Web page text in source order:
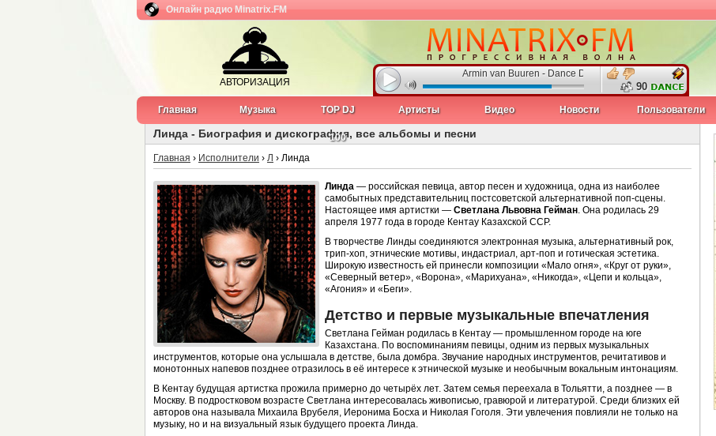
Онлайн радио Minatrix.FM
АВТОРИЗАЦИЯ
Armin van Buuren - Dance Department (feat. Hardwell 13
90
Главная Музыка TOP DJ
100
Артисты Видео Новости Пользователи
Линда - Биография и дискография, все альбомы и песни
Главная › Исполнители › Л › Линда
Линда — российская певица, автор песен и художница, одна из наиболее
самобытных представительниц постсоветской альтернативной поп-сцены.
Настоящее имя артистки — Светлана Львовна Гейман. Она родилась 29
апреля 1977 года в городе Кентау Казахской ССР.
В творчестве Линды соединяются электронная музыка, альтернативный рок,
трип-хоп, этнические мотивы, индастриал, арт-поп и готическая эстетика.
Широкую известность ей принесли композиции «Мало огня», «Круг от руки»,
«Северный ветер», «Ворона», «Марихуана», «Никогда», «Цепи и кольца»,
«Агония» и «Беги».
Детство и первые музыкальные впечатления
Светлана Гейман родилась в Кентау — промышленном городе на юге
Казахстана. По воспоминаниям певицы, одним из первых музыкальных
инструментов, которые она услышала в детстве, была домбра. Звучание народных инструментов, речитативов и
монотонных напевов позднее отразилось в её интересе к этнической музыке и необычным вокальным интонациям.
В Кентау будущая артистка прожила примерно до четырёх лет. Затем семья переехала в Тольятти, а позднее — в
Москву. В подростковом возрасте Светлана интересовалась живописью, гравюрой и литературой. Среди близких ей
авторов она называла Михаила Врубеля, Иеронима Босха и Николая Гоголя. Эти увлечения повлияли не только на
музыку, но и на визуальный язык будущего проекта Линда.